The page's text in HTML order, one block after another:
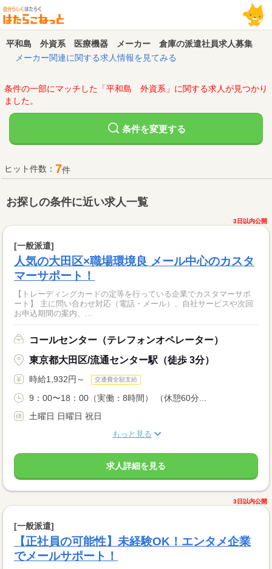
平和島 外資系 医療機器 メーカー 倉庫の派遣社員求人募集
メーカー関連に関する求人情報を見てみる
条件の一部にマッチした「平和島 外資系」に関する求人が見つかり
ました。
条件を変更する
ヒット件数： 7件
お探しの条件に近い求人一覧
3日以内公開
[一般派遣]
人気の大田区×職場環境良 メール中心のカスタ
マーサポート！
【トレーディングカードの定等を行っている企業でカスタマーサポ
ート】 主に問い合わせ対応（電話・メール）、自社サービスや次回
お申込期間の案内、...
コールセンター（テレフォンオペレーター）
東京都大田区/流通センター駅（徒歩 3分）
時給1,932円～ 交通費全額支給
9：00〜18：00（実働：8時間） （休憩60分...
土曜日 日曜日 祝日
もっと見る
求人詳細を見る
3日以内公開
[一般派遣]
【正社員の可能性】未経験OK！エンタメ企業
でメールサポート！